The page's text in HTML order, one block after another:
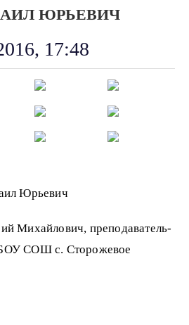
ЮРЬЕВИЧ
17:48
Юрьевич
Михайлович, преподаватель-
СОШ с. Сторожевое